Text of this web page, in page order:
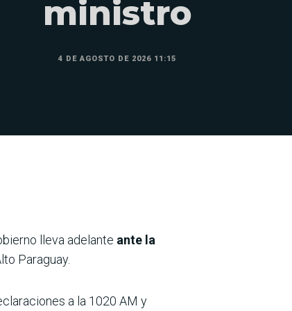
ministro
4 DE AGOSTO DE 2026 11:15
lleva adelante ante la
Paraguay.
a la 1020 AM y